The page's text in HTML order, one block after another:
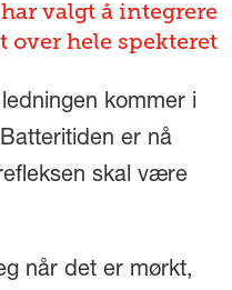
valgt å integrere
over hele spekteret
kommer i
er nå
skal være
når det er mørkt,